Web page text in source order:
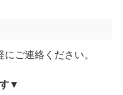
ご連絡ください。
▼